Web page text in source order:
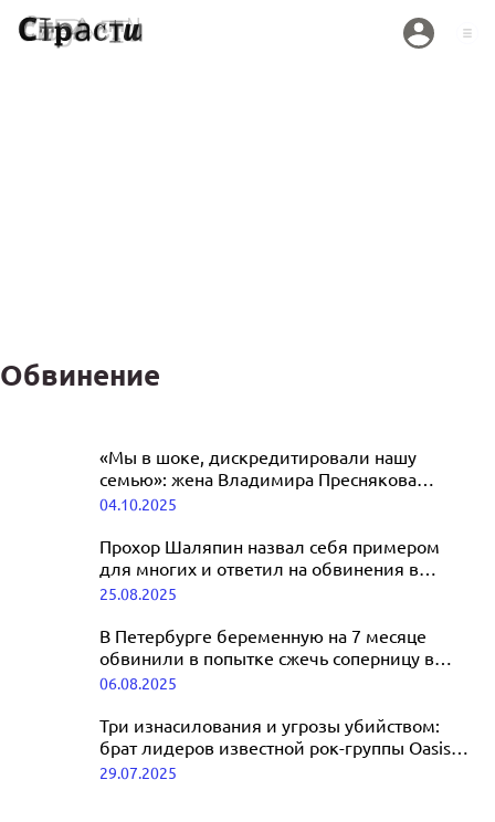
Обвинение
«Интервью с насильниками и убийцами
стали нормой»: Вика Цыганова
обвинила Ксению Собчак в
предательстве
«Мы в шоке, дискредитировали нашу
семью»: жена Владимира Преснякова
Наталья Подольская обвинила НТВ в
04.10.2025
Прохор Шаляпин назвал себя примером
для многих и ответил на обвинения в
тунеядстве
25.08.2025
В Петербурге беременную на 7 месяце
обвинили в попытке сжечь соперницу в
машине
06.08.2025
Три изнасилования и угрозы убийством:
брат лидеров известной рок-группы Oasis
попал под следствие
29.07.2025